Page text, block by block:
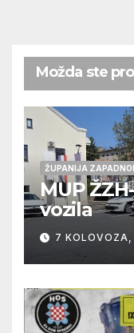
Možda ste
ŽUPANIJA
MUP
vozila
7